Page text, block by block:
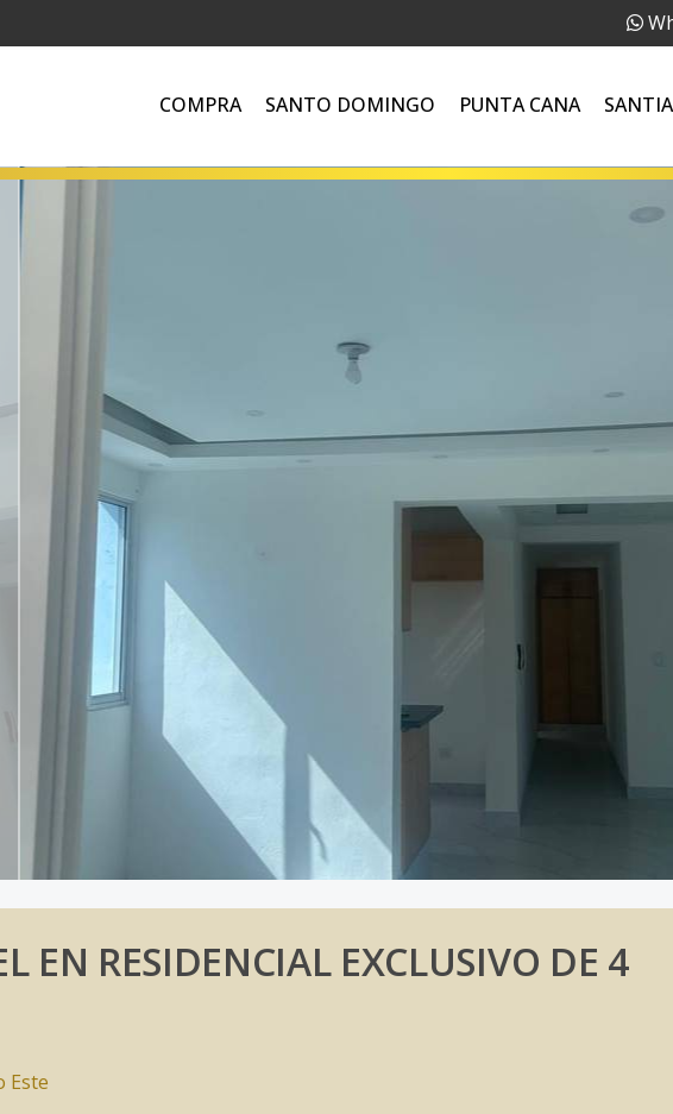
COMPRA SANTO DOMINGO PUNTA CANA
EN RESIDENCIAL EXCLUSIVO DE 4
Este